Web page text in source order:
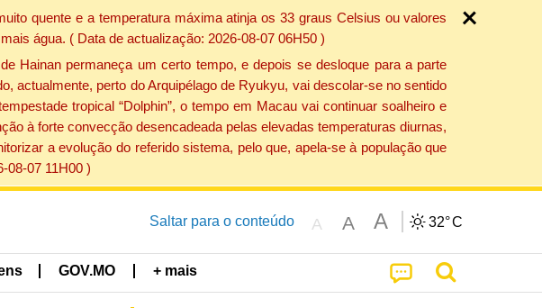
quente e a temperatura máxima atinja os 33 graus Celsius ou valores
água. ( Data de actualização: 2026-08-07 06H50 )
Hainan permaneça um certo tempo, e depois se desloque para a parte
actualmente, perto do Arquipélago de Ryukyu, vai descolar-se no sentido
tropical “Dolphin”, o tempo em Macau vai continuar soalheiro e
à forte convecção desencadeada pelas elevadas temperaturas diurnas,
a evolução do referido sistema, pelo que, apela-se à população que
08-07 11H00 )
Saltar para o conteúdo A A A 32°C
GOV.MO + mais